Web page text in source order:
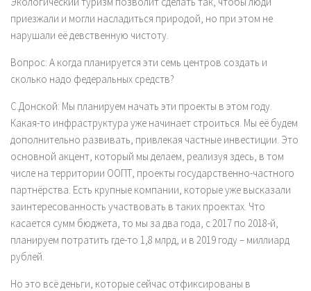
приезжали и могли насладиться природой, но при этом не
нарушали её девственную чистоту.
Вопрос: А когда планируется эти семь центров создать и
сколько надо федеральных средств?
С.Донской: Мы планируем начать эти проекты в этом году.
Какая-то инфраструктура уже начинает строиться. Мы её будем
дополнительно развивать, привлекая частные инвестиции. Это
основной акцент, который мы делаем, реализуя здесь, в том
числе на территории ООПТ, проекты государственно-частного
партнёрства. Есть крупные компании, которые уже высказали
заинтересованность участвовать в таких проектах. Что
касается сумм бюджета, то мы за два года, с 2017 по 2018-й,
планируем потратить где-то 1,8 млрд, и в 2019 году – миллиард
рублей.
Но это всё деньги, которые сейчас отфиксированы в